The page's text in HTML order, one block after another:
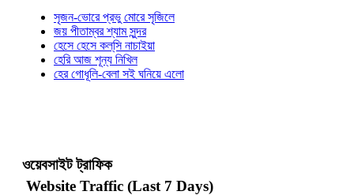
সৃজন-ভোরে প্রভু মোরে সৃজিলে
জয় পীতাম্বর শ্যাম সুন্দর
হেসে হেসে কল্‌সি নাচাইয়া
হেরি আজ শূন্য নিখিল
হের গোধূলি-বেলা সই ঘনিয়ে এলো
ওয়েবসাইট ট্রাফিক
Website Traffic (Last 7 Days)